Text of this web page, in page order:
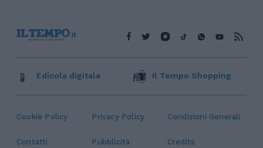
Cookie Policy Privacy Policy Condizioni Generali
Contatti Pubblicità Credits
Edicola digitale Il Tempo Shopping